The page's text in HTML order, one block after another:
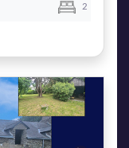
2